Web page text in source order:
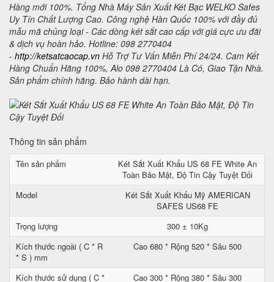
Hàng mới 100%. Tổng Nhà Máy Sản Xuất Két Bạc WELKO Safes
Uy Tín Chất Lượng Cao. Công nghệ Hàn Quốc 100% với đầy đủ
mẫu mã chủng loại - Các dòng két sắt cao cấp với giá cực ưu đãi
& dịch vụ hoàn hảo. Hotline: 098 2770404
- http://ketsatcaocap.vn Hỗ Trợ Tư Vấn Miễn Phí 24/24. Cam Kết
Hàng Chuẩn Hãng 100%, Alo 098 2770404 Là Có, Giao Tận Nhà.
Sản phẩm chính hãng. Bảo hành dài hạn.
Thông tin sản phẩm
Tên sản phẩm
Két Sắt Xuất Khẩu US 68 FE White An
Toàn Bảo Mật, Độ Tin Cậy Tuyệt Đối
Model
Két Sắt Xuất Khẩu Mỹ AMERICAN
SAFES US68 FE
Trọng lượng
300 ± 10Kg
Kích thước ngoài ( C * R
* S ) mm
Cao 680 * Rộng 520 * Sâu 500
Kích thước sử dụng ( C * Cao 300 * Rộng 380 * Sâu 300